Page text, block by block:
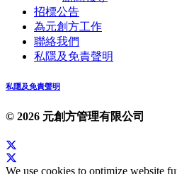
招標公告
為元創方工作
聯絡我們
私隱及免責聲明
私隱及免責聲明
© 2026 元創方管理有限公司
We use cookies to optimize website